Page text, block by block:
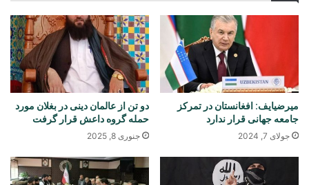
میرضیایف: افغانستان در تمرکز
جامعه جهانی قرار ندارد
جولای 7, 2024
دو تن از عالمان دینی در بغلان مورد
حمله گروه داعش قرار گرفت
جنوری 8, 2025